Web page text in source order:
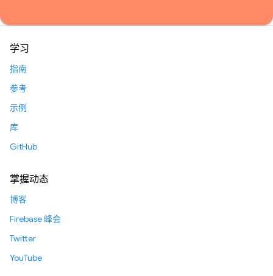
学习
指南
参考
示例
库
GitHub
掌握动态
博客
Firebase 峰会
Twitter
YouTube